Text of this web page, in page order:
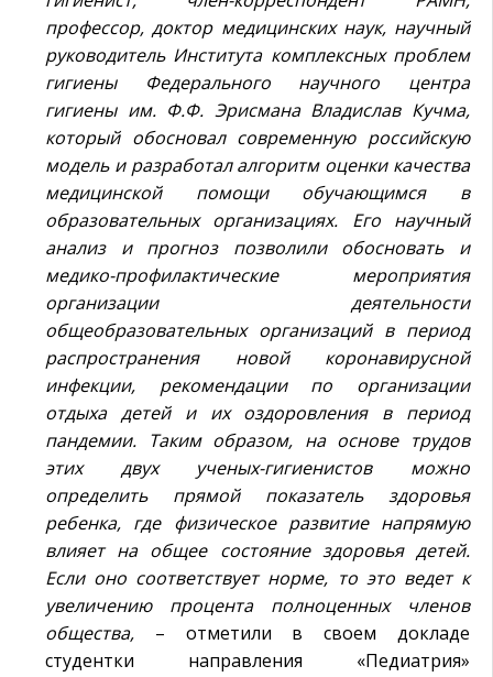
профессор, доктор медицинских наук, научный
руководитель Института комплексных проблем
гигиены Федерального научного центра
гигиены им. Ф.Ф. Эрисмана Владислав Кучма,
который обосновал современную российскую
модель и разработал алгоритм оценки качества
медицинской помощи обучающимся в
образовательных организациях. Его научный
анализ и прогноз позволили обосновать и
медико-профилактические мероприятия
организации деятельности
общеобразовательных организаций в период
распространения новой коронавирусной
инфекции, рекомендации по организации
отдыха детей и их оздоровления в период
пандемии. Таким образом, на основе трудов
этих двух ученых-гигиенистов можно
определить прямой показатель здоровья
ребенка, где физическое развитие напрямую
влияет на общее состояние здоровья детей.
Если оно соответствует норме, то это ведет к
увеличению процента полноценных членов
общества, – отметили в своем докладе
студентки направления «Педиатрия»